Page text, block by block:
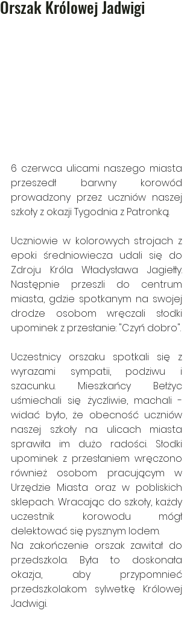
Orszak Królowej Jadwigi
6 czerwca ulicami naszego miasta
przeszedł barwny korowód
prowadzony przez uczniów naszej
szkoły z okazji Tygodnia z Patronką.
Uczniowie w kolorowych strojach z
epoki średniowiecza udali się do
Zdroju Króla Władysława Jagiełły.
Następnie przeszli do centrum
miasta, gdzie spotkanym na swojej
drodze osobom wręczali słodki
upominek z przesłanie: "Czyń dobro".
Uczestnicy orszaku spotkali się z
wyrazami sympatii, podziwu i
szacunku. Mieszkańcy Bełżyc
uśmiechali się życzliwie, machali -
widać było, że obecność uczniów
naszej szkoły na ulicach miasta
sprawiła im dużo radości. Słodki
upominek z przesłaniem wręczono
również osobom pracującym w
Urzędzie Miasta oraz w pobliskich
sklepach. Wracając do szkoły, każdy
uczestnik korowodu mógł
delektować się pysznym lodem.
Na zakończenie orszak zawitał do
przedszkola. Była to doskonała
okazja, aby przypomnieć
przedszkolakom sylwetkę Królowej
Jadwigi.